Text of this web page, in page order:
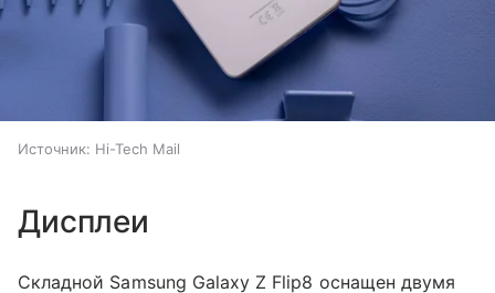
Источник: Hi-Tech Mail
Дисплеи
Складной Samsung Galaxy Z Flip8 оснащен двумя